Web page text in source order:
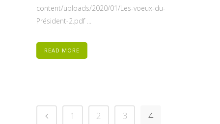
content/uploads/2020/01/Les-voeux-du-
Président-2.pdf ...
READ MORE
1 2 3
4